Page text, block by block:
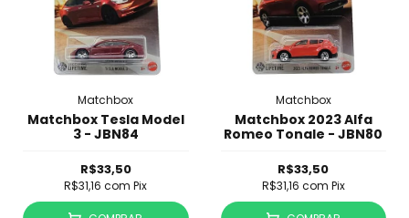
Matchbox
Matchbox Tesla Model
3 - JBN84
R$33,50
R$31,16com Pix
Matchbox
Matchbox 2023 Alfa
Romeo Tonale - JBN80
R$33,50
R$31,16 com Pix